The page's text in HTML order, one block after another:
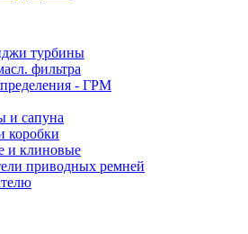
турбины
фильтра
- ГРМ
и сапуна
коробки
и клиновые
приводных ремней